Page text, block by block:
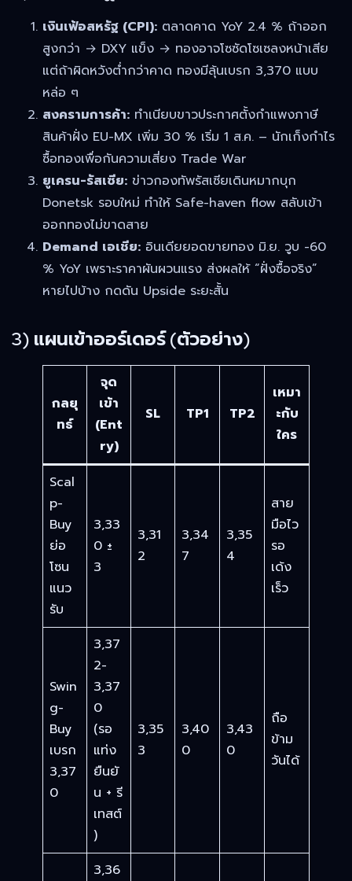
เงินเฟ้อสหรัฐ (CPI): ตลาดคาด YoY 2.4 % ถ้าออก
สูงกว่า → DXY แข็ง → ทองอาจโซซัดโซเซลงหน้าเสีย
แต่ถ้าผิดหวังต่ำกว่าคาด ทองมีลุ้นเบรก 3,370 แบบ
หล่อ ๆ
สงครามการค้า: ทำเนียบขาวประกาศตั้งกำแพงภาษี
สินค้าฝั่ง EU-MX เพิ่ม 30 % เริ่ม 1 ส.ค. – นักเก็งกำไร
ซื้อทองเพื่อกันความเสี่ยง Trade War
ยูเครน-รัสเซีย: ข่าวกองทัพรัสเซียเดินหมากบุก
Donetsk รอบใหม่ ทำให้ Safe-haven flow สลับเข้า
ออกทองไม่ขาดสาย
Demand เอเชีย: อินเดียยอดขายทอง มิ.ย. วูบ -60
% YoY เพราะราคาผันผวนแรง ส่งผลให้ “ฝั่งซื้อจริง”
หายไปบ้าง กดดัน Upside ระยะสั้น
3) แผนเข้าออร์เดอร์ (ตัวอย่าง)
กลยุ
ทธ์
จุด
เข้า
(Ent
ry)
SL TP1 TP2
เหมา
ะกับ
ใคร
Scal
p-
Buy
ย่อ
โซน
แนว
รับ
3,33
0 ±
3
3,31
2
3,34
7
3,35
4
สาย
มือไว
รอ
เด้ง
เร็ว
Swin
g-
Buy
เบรก
3,37
0
3,37
2-
3,37
0
(รอ
แท่ง
ยืนยั
น + รี
เทสต์
)
3,35
3
3,40
0
3,43
0
ถือ
ข้าม
วันได้
3,36